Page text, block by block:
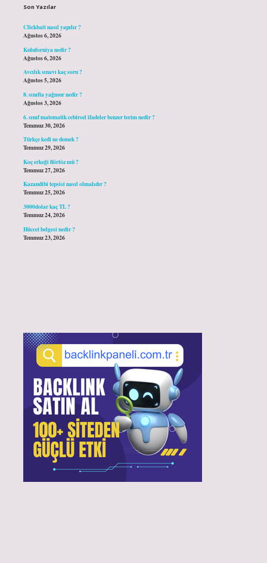
Son Yazılar
Clickbait nasıl yapılır ?
Ağustos 6, 2026
Kuluforniya nedir ?
Ağustos 6, 2026
Avcılık sınavı kaç soru ?
Ağustos 5, 2026
8. sınıfta yağmur nedir ?
Ağustos 3, 2026
6. sınıf matematik cebirsel ifadeler benzer terim nedir ?
Temmuz 30, 2026
Türkçe kedi ne demek ?
Temmuz 29, 2026
Koç erkeği flörtöz mü ?
Temmuz 27, 2026
Kazandibi tepsisi nasıl olmalıdır ?
Temmuz 25, 2026
3000dolar kaç TL ?
Temmuz 24, 2026
Hüccet belgesi nedir ?
Temmuz 23, 2026